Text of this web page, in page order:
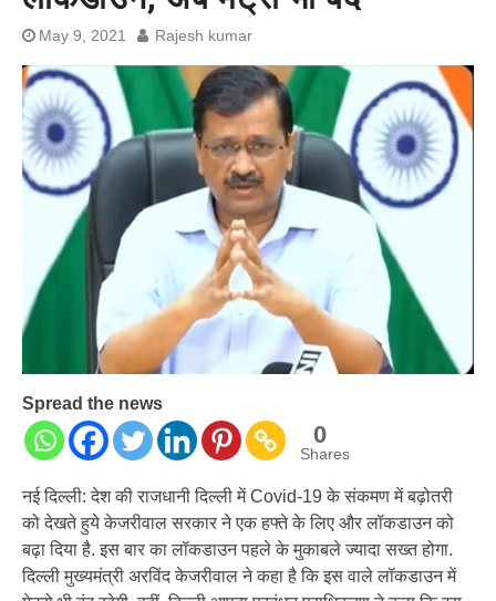
प्रशांत किशोर को नहीं चाहिए बेल,
May 9, 2021 Rajesh kumar
Spread the news
0
Shares
नई दिल्ली: देश की राजधानी दिल्ली में Covid-19 के संकमण में बढ़ोतरी
को देखते हुये केजरीवाल सरकार ने एक हफ्ते के लिए और लॉकडाउन को
बढ़ा दिया है. इस बार का लॉकडाउन पहले के मुकाबले ज्यादा सख्त होगा.
दिल्ली मुख्यमंत्री अरविंद केजरीवाल ने कहा है कि इस वाले लॉकडाउन में